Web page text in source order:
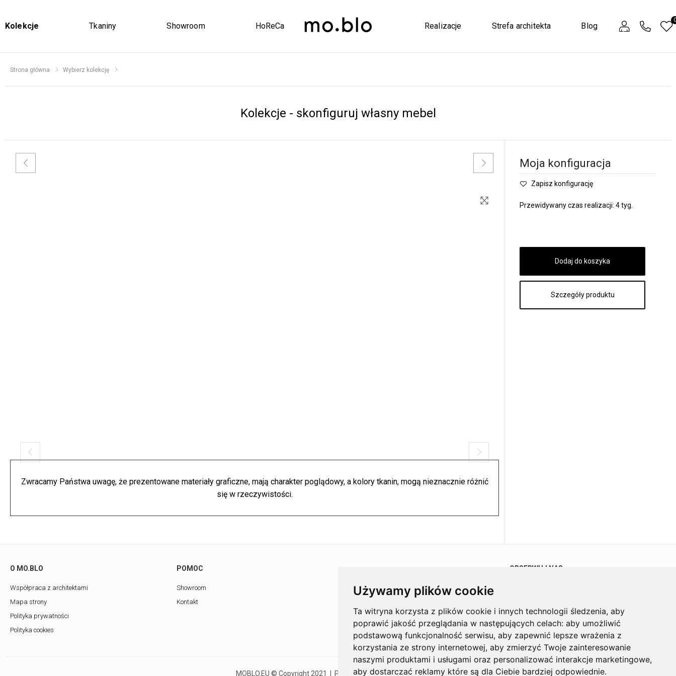
Używamy plików cookie
Ta witryna korzysta z plików cookie i innych technologii śledzenia, aby
poprawić jakość przeglądania w następujących celach: aby umożliwić
podstawową funkcjonalność serwisu, aby zapewnić lepsze wrażenia z
korzystania ze strony internetowej, aby zmierzyć Twoje zainteresowanie
naszymi produktami i usługami oraz personalizować interakcje marketingowe,
aby dostarczać reklamy które są dla Ciebie bardziej odpowiednie.
Kolekcje Tkaniny Showroom HoReCa Realizacje Strefa architekta Blog
0
Strona główna Wybierz kolekcję
Kolekcje - skonfiguruj własny mebel
Zwracamy Państwa uwagę, że prezentowane materiały graficzne, mają charakter poglądowy, a kolory tkanin, mogą nieznacznie różnić
się w rzeczywistości.
Moja konfiguracja
Zapisz konfigurację
Przewidywany czas realizacji: 4 tyg.
Szczegóły produktu
O MO.BLO
Współpraca z architektami
Mapa strony
Polityka prywatności
Polityka cookies
POMOC
Showroom
Kontakt
OBSERWUJ NAS
MOBLO.EU © Copyright 2021 | Powered by:MOUTON interactive